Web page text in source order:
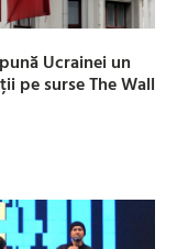
Ucrainei un
pe surse The Wall